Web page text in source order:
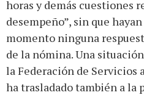
horas y demás cuestiones
desempeño”, sin que
momento ninguna
de la nómina. Una
la Federación de Servicios
ha trasladado también a la